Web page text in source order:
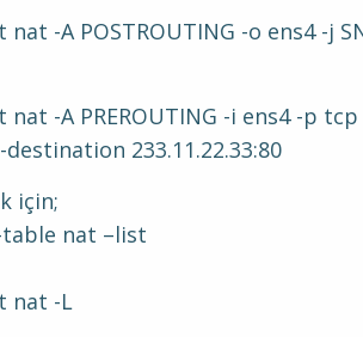
-A POSTROUTING -o ens4 -j
nat -A PREROUTING -i ens4 -p
destination 233.11.22.33:80
için;
nat –list
nat -L